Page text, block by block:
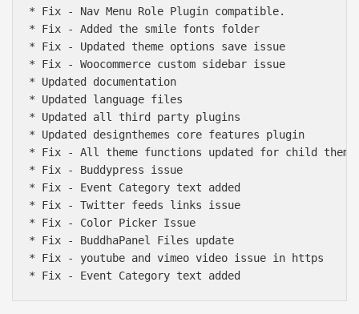
* Fix - Nav Menu Role Plugin compatible.
* Fix - Added the smile fonts folder
* Fix - Updated theme options save issue
* Fix - Woocommerce custom sidebar issue
* Updated documentation
* Updated language files
* Updated all third party plugins
* Updated designthemes core features plugin
* Fix - All theme functions updated for child theme
* Fix - Buddypress issue
* Fix - Event Category text added
* Fix - Twitter feeds links issue
* Fix - Color Picker Issue
* Fix - BuddhaPanel Files update
* Fix - youtube and vimeo video issue in https
* Fix - Event Category text added